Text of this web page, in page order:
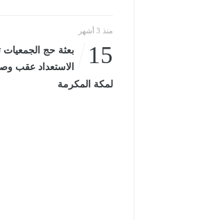
منذ 3 أشهر
15
بعثة حج
الاستعداد عقب
لمكة المكرمة